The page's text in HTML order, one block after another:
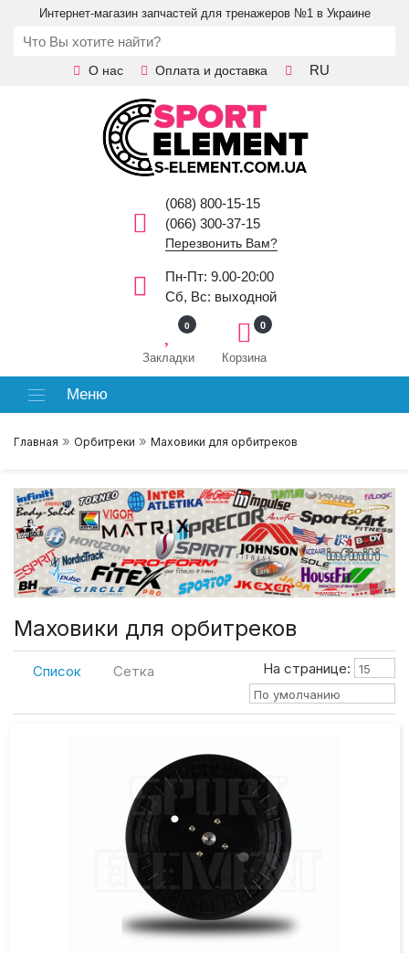
Интернет-магазин запчастей для тренажеров №1 в Украине
О нас Оплата и доставка RU
(068) 800-15-15
(066) 300-37-15
Перезвонить Вам?
Пн-Пт: 9.00-20:00
Сб, Вс: выходной
Закладки
0
Корзина
0
Меню
Главная » Орбитреки » Маховики для орбитреков
Маховики для орбитреков
Список Сетка На странице:
15
По умолчанию